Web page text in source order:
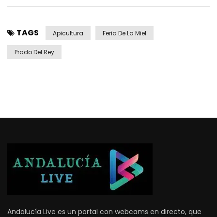
TAGS Apicultura Feria De La Miel
Prado Del Rey
Andalucía Live es un portal con webcams en directo, que